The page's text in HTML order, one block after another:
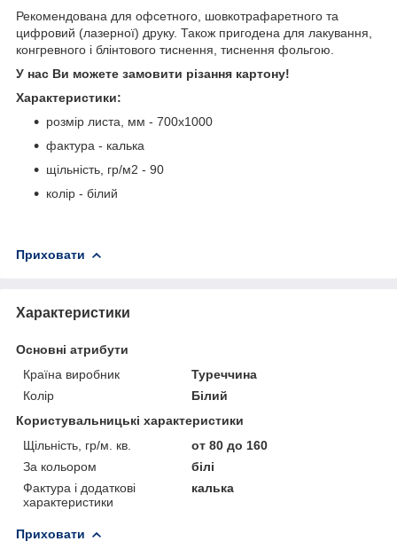
Рекомендована для офсетного, шовкотрафаретного та
цифровий (лазерної) друку. Також пригодена для лакування,
конгревного і блінтового тиснення, тиснення фольгою.
У нас Ви можете замовити різання картону!
Характеристики:
розмір листа, мм - 700х1000
фактура - калька
щільність, гр/м2 - 90
колір - білий
Приховати
Характеристики
Основні атрибути
Країна виробник
Туреччина
Колір
Білий
Користувальницькі характеристики
Щільність, гр/м. кв.
от 80 до 160
За кольором
білі
Фактура і додаткові
характеристики
калька
Приховати